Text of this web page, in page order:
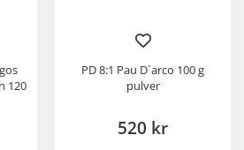
120
PD 8:1 Pau D´arco 100 g
pulver
520 kr